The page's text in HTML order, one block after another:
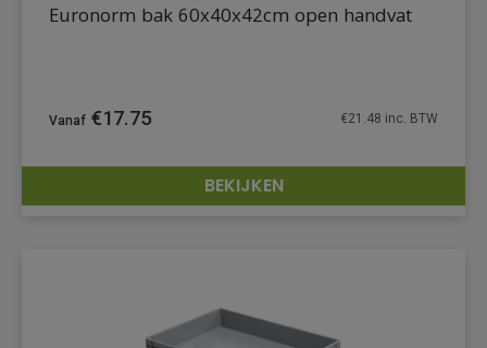
DETAILS
Euronorm bak 60x40x42cm open handvat
€17.75 €21.48 inc. BTW
BEKIJKEN